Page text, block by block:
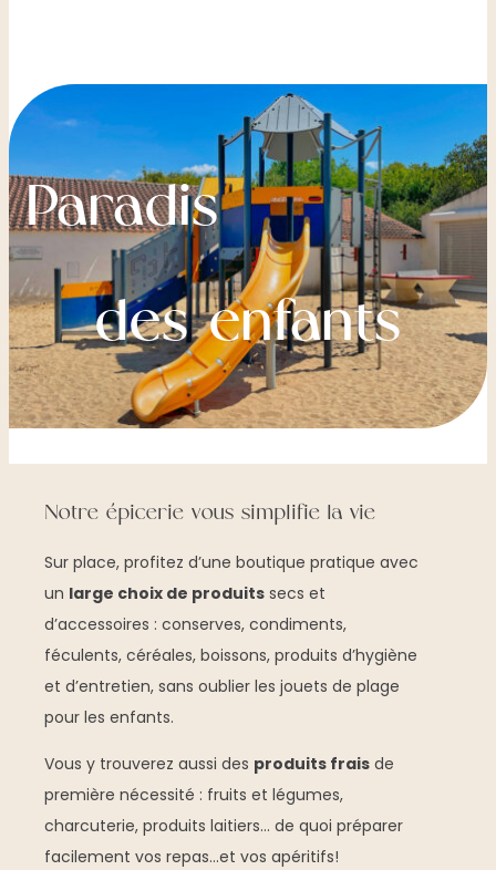
Paradis
des enfants
Notre épicerie vous simplifie la vie
Sur place, profitez d’une boutique pratique avec
un large choix de produits secs et
d’accessoires : conserves, condiments,
féculents, céréales, boissons, produits d’hygiène
et d’entretien, sans oublier les jouets de plage
pour les enfants.
Vous y trouverez aussi des produits frais de
première nécessité : fruits et légumes,
charcuterie, produits laitiers… de quoi préparer
facilement vos repas…et vos apéritifs!